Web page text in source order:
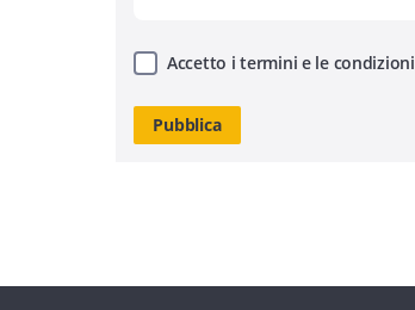
Accetto i termini e le condizioni